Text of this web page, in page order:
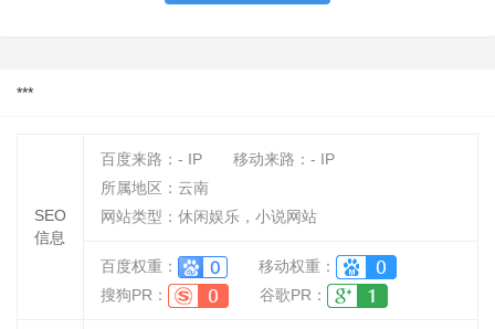
***
SEO
信息
百度来路： - IP 移动来路： - IP
所属地区：云南
网站类型：休闲娱乐，小说网站
百度权重：
移动权重：
搜狗PR：
谷歌PR：